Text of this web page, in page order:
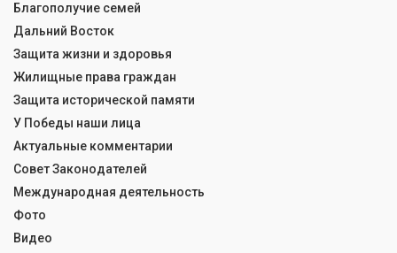
Благополучие семей
Дальний Восток
Защита жизни и здоровья
Жилищные права граждан
Защита исторической памяти
У Победы наши лица
Актуальные комментарии
Совет Законодателей
Международная деятельность
Фото
Видео